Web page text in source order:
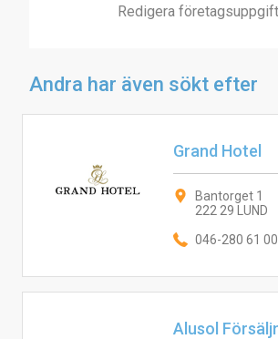
Redigera
Andra har även sökt efter
Grand Hotel
Bantorget 1
222 29 LUND
046-280 61 00
Alusol